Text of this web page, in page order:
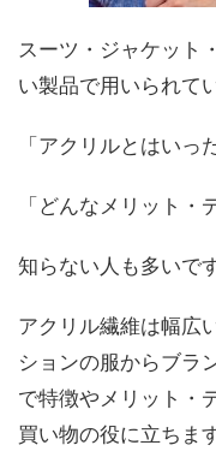
スーツ・ジャケット
い製品で用いられて
「アクリルとはいっ
「どんなメリット・
知らない人も多いです
アクリル繊維は幅広
ションの服からブラ
で特徴やメリット・
買い物の役に立ちます